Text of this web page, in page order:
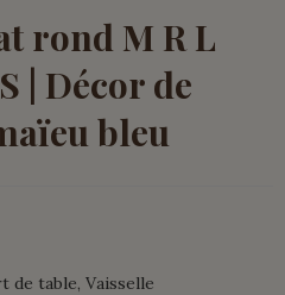
rond M R L
| Décor de
bleu
de table Vaisselle